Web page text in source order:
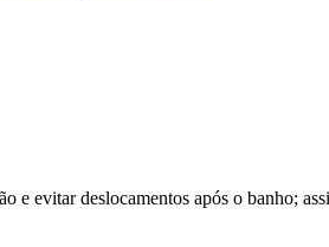
e evitar deslocamentos após o banho;